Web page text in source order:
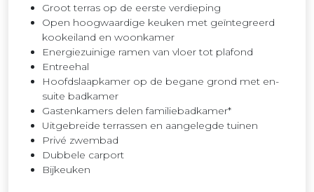
Groot terras op de eerste verdieping
Open hoogwaardige keuken met geïntegreerd
kookeiland en woonkamer
Energiezuinige ramen van vloer tot plafond
Entreehal
Hoofdslaapkamer op de begane grond met en-
suite badkamer
Gastenkamers delen familiebadkamer*
Uitgebreide terrassen en aangelegde tuinen
Privé zwembad
Dubbele carport
Bijkeuken